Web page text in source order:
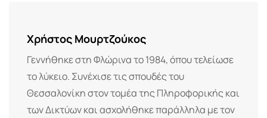
Χρήστος Μουρτζούκος
Γεννήθηκε στη Φλώρινα το 1984, όπου τελείωσε
το λύκειο. Συνέχισε τις σπουδές του
Θεσσαλονίκη στον τομέα της Πληροφορικής και
των Δικτύων και ασχολήθηκε παράλληλα με τον